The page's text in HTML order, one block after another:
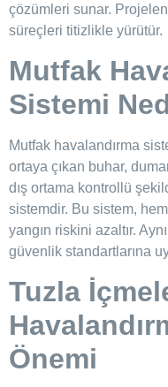
çözümleri sunar.
süreçleri titizlikle yürütür.
Mutfak
Sistemi
Mutfak havalandırma
ortaya çıkan buhar,
dış ortama kontrollü
sistemdir. Bu sistem, hem
yangın riskini azaltır.
güvenlik standartlarına
Tuzla
Önemi